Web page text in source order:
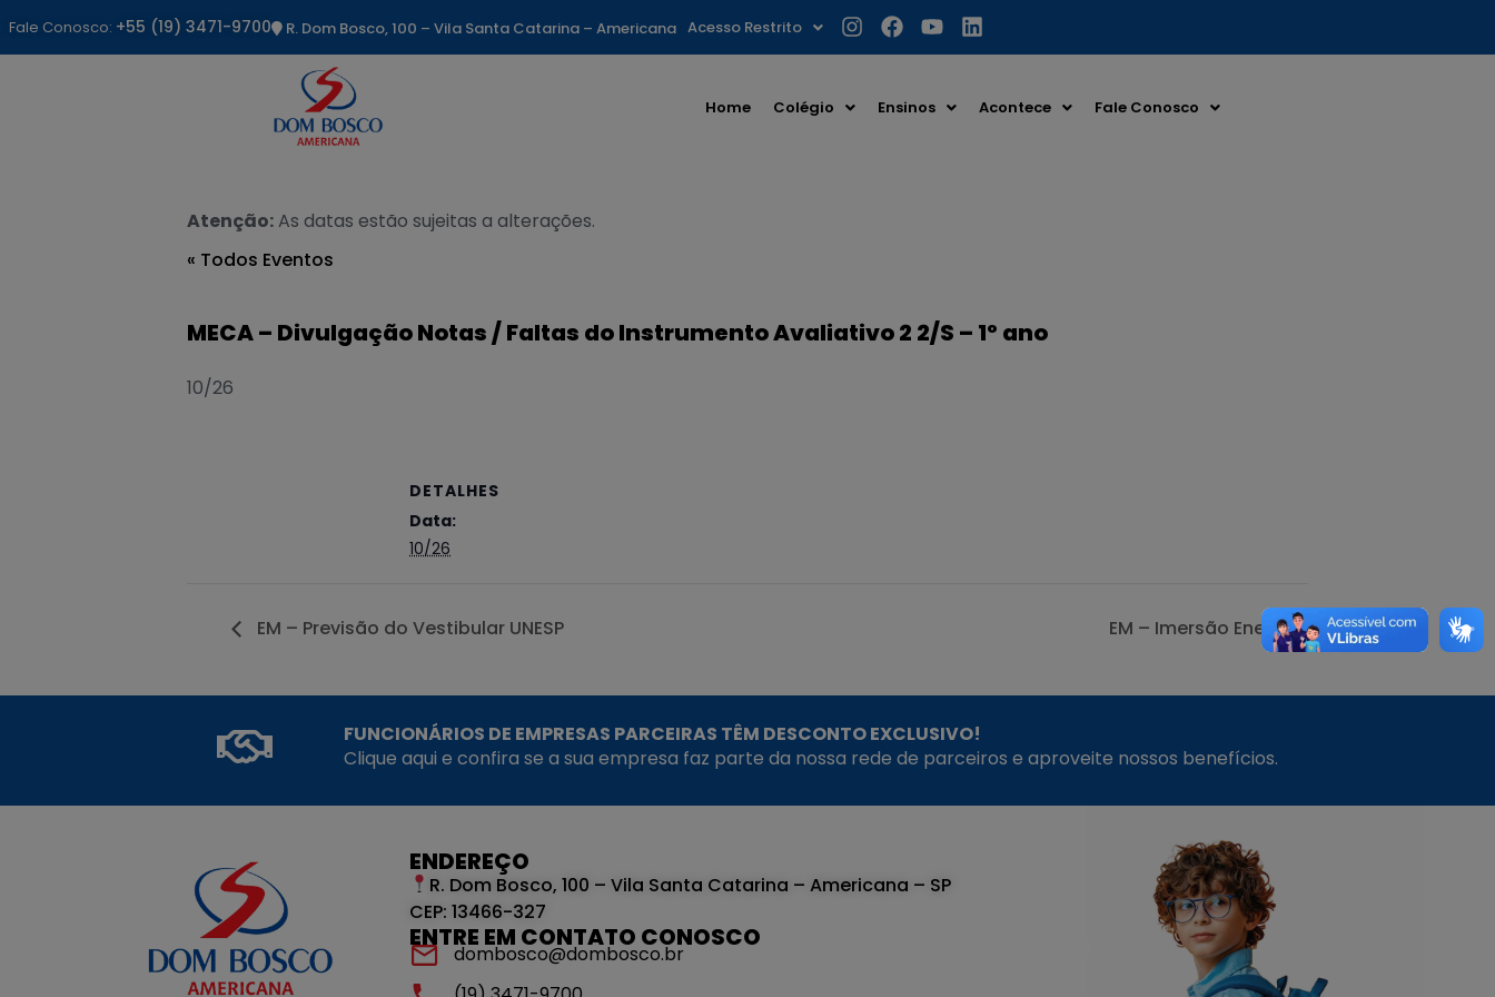
Fale Conosco: +55 (19) 3471-9700 R. Dom Bosco, 100 – Vila Santa Catarina – Americana Acesso Restrito
Home Colégio Ensinos Acontece Fale Conosco
Atenção:As datas estão sujeitas a alterações.
« Todos Eventos
MECA – Divulgação Notas / Faltas do Instrumento Avaliativo 2 2/S – 1º ano
10/26
DETALHES
Data:
10/26
EM – Previsão do Vestibular UNESP EM – Imersão Enem
FUNCIONÁRIOS DE EMPRESAS PARCEIRAS TÊM DESCONTO EXCLUSIVO!
Clique aqui e confira se a sua empresa faz parte da nossa rede de parceiros e aproveite nossos benefícios.
ENDEREÇO
R. Dom Bosco, 100 – Vila Santa Catarina – Americana – SP
CEP: 13466-327
ENTRE EM CONTATO CONOSCO
dombosco@dombosco.br